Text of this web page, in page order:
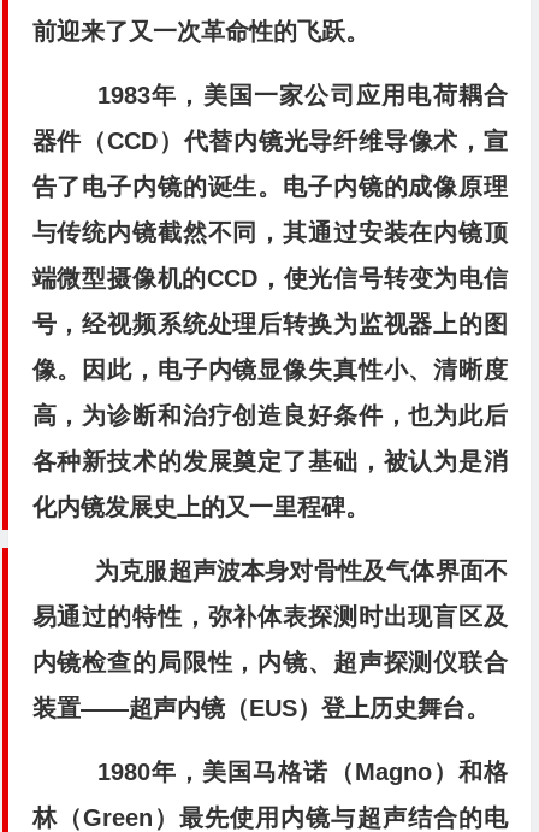
前迎来了又一次革命性的飞跃。
1983年，美国一家公司应用电荷耦合
器件（CCD）代替内镜光导纤维导像术，宣
告了电子内镜的诞生。电子内镜的成像原理
与传统内镜截然不同，其通过安装在内镜顶
端微型摄像机的CCD，使光信号转变为电信
号，经视频系统处理后转换为监视器上的图
像。因此，电子内镜显像失真性小、清晰度
高，为诊断和治疗创造良好条件，也为此后
各种新技术的发展奠定了基础，被认为是消
化内镜发展史上的又一里程碑。
为克服超声波本身对骨性及气体界面不
易通过的特性，弥补体表探测时出现盲区及
内镜检查的局限性，内镜、超声探测仪联合
装置——超声内镜（EUS）登上历史舞台。
1980年，美国马格诺（Magno）和格
林（Green）最先使用内镜与超声结合的电